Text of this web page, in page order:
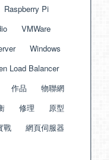
Raspberry Pi
VMWare
Windows
Load Balancer
作品
物聯網
修理
原型
戰
網頁伺服器